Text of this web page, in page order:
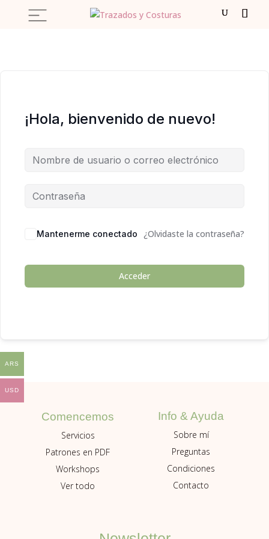
¡Hola, bienvenido de nuevo!
Mantenerme conectado ¿Olvidaste la contraseña?
Acceder
Comencemos
Servicios
Patrones en PDF
Workshops
Ver todo
Info & Ayuda
Sobre mí
Preguntas
Condiciones
Contacto
ARS
USD